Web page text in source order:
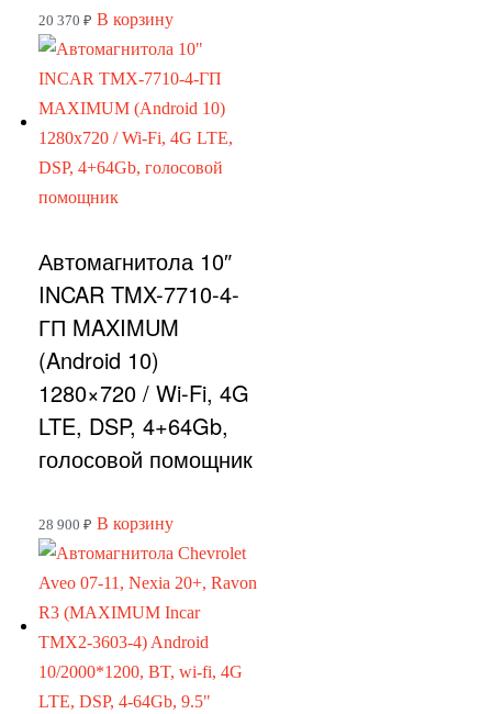
20 370 ₽ В корзину
Автомагнитола 10″
INCAR TMX-7710-4-
ГП MAXIMUM
(Android 10)
1280×720 / Wi-Fi, 4G
LTE, DSP, 4+64Gb,
голосовой помощник
28 900 ₽ В корзину